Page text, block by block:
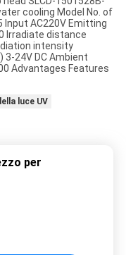
cooling Model No. of
Input AC220V Emitting
Irradiate distance
intensity
24V DC Ambient
Advantages Features
luce UV
per